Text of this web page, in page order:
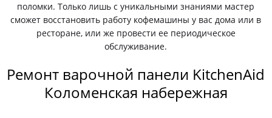
поломки. Только лишь с уникальными знаниями мастер
сможет восстановить работу кофемашины у вас дома или в
ресторане, или же провести ее периодическое
обслуживание.
Ремонт варочной панели KitchenAid
Коломенская набережная